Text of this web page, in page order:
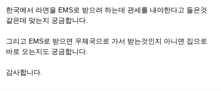
한국에서 라면을 EMS로 받으려 하는데 관세를 내야한다고 들은것
같은데 맞는지 궁금합니다.
그리고 EMS로 받으면 우체국으로 가서 받는것인지 아니면 집으로
바로 오는지도 궁금합니다.
감사합니다.